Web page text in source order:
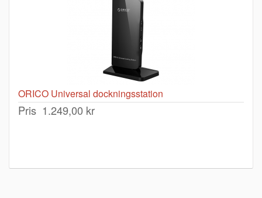
ORICO Universal dockningsstation
Pris 1.249,00 kr